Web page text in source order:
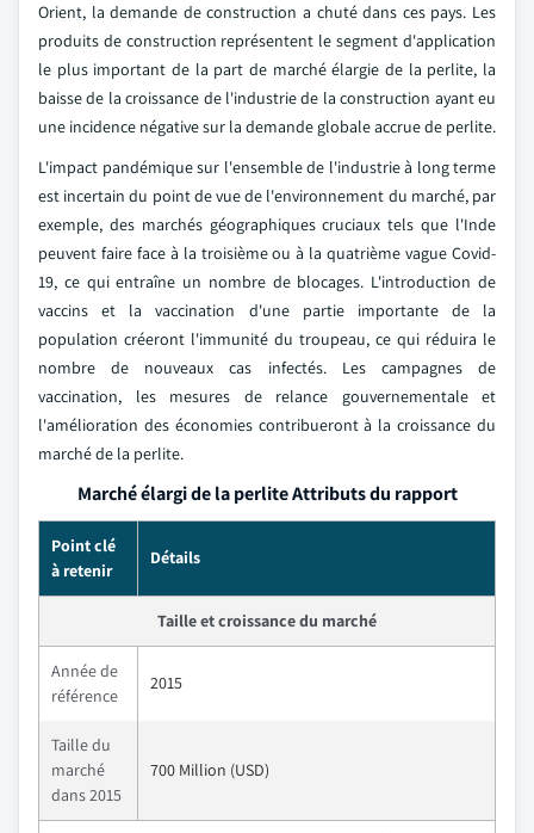
Orient, la demande de construction a chuté dans ces pays. Les
produits de construction représentent le segment d'application
le plus important de la part de marché élargie de la perlite, la
baisse de la croissance de l'industrie de la construction ayant eu
une incidence négative sur la demande globale accrue de perlite.
L'impact pandémique sur l'ensemble de l'industrie à long terme
est incertain du point de vue de l'environnement du marché, par
exemple, des marchés géographiques cruciaux tels que l'Inde
peuvent faire face à la troisième ou à la quatrième vague Covid-
19, ce qui entraîne un nombre de blocages. L'introduction de
vaccins et la vaccination d'une partie importante de la
population créeront l'immunité du troupeau, ce qui réduira le
nombre de nouveaux cas infectés. Les campagnes de
vaccination, les mesures de relance gouvernementale et
l'amélioration des économies contribueront à la croissance du
marché de la perlite.
Marché élargi de la perlite Attributs du rapport
Point clé
à retenir
Détails
Taille et croissance du marché
Année de
référence
2015
Taille du
marché
dans 2015
700 Million (USD)